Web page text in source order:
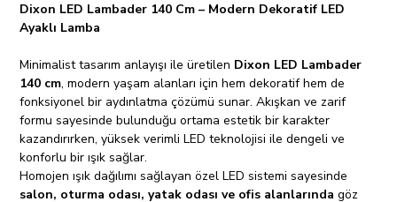
Dixon LED Lambader 140 Cm – Modern Dekoratif LED
Ayaklı Lamba
Minimalist tasarım anlayışı ile üretilen Dixon LED Lambader
140 cm, modern yaşam alanları için hem dekoratif hem de
fonksiyonel bir aydınlatma çözümü sunar. Akışkan ve zarif
formu sayesinde bulunduğu ortama estetik bir karakter
kazandırırken, yüksek verimli LED teknolojisi ile dengeli ve
konforlu bir ışık sağlar.
Homojen ışık dağılımı sağlayan özel LED sistemi sayesinde
salon, oturma odası, yatak odası ve ofis alanlarında göz